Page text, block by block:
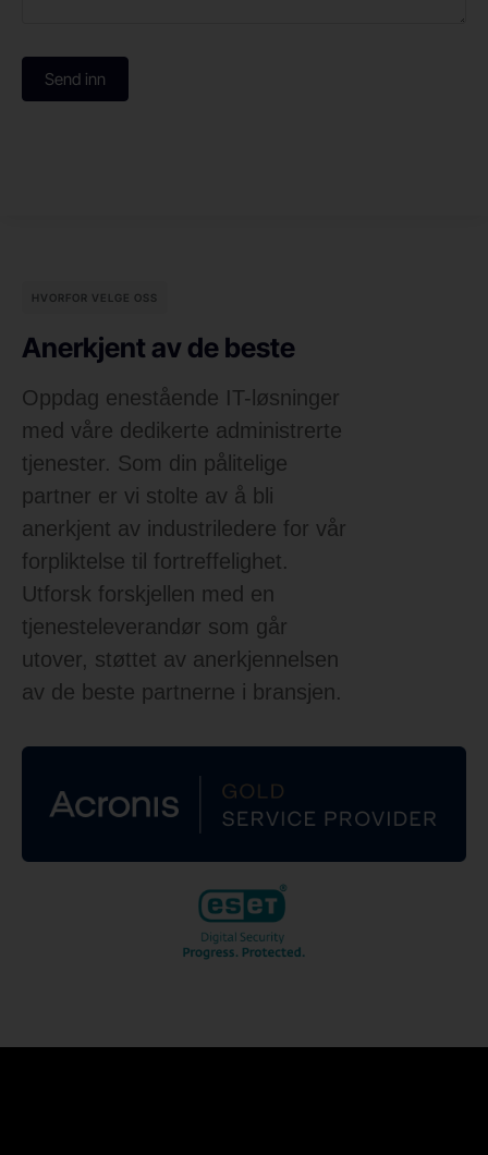
Send inn
HVORFOR VELGE OSS
Anerkjent av de beste
Oppdag enestående IT-løsninger
med våre dedikerte administrerte
tjenester. Som din pålitelige
partner er vi stolte av å bli
anerkjent av industriledere for vår
forpliktelse til fortreffelighet.
Utforsk forskjellen med en
tjenesteleverandør som går
utover, støttet av anerkjennelsen
av de beste partnerne i bransjen.